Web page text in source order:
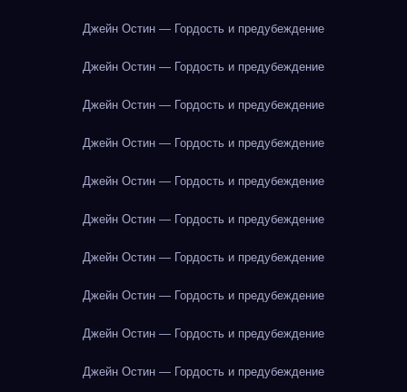
Джейн Остин — Гордость и предубеждение
Джейн Остин — Гордость и предубеждение
Джейн Остин — Гордость и предубеждение
Джейн Остин — Гордость и предубеждение
Джейн Остин — Гордость и предубеждение
Джейн Остин — Гордость и предубеждение
Джейн Остин — Гордость и предубеждение
Джейн Остин — Гордость и предубеждение
Джейн Остин — Гордость и предубеждение
Джейн Остин — Гордость и предубеждение